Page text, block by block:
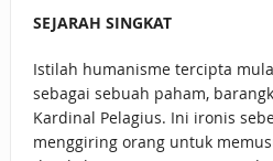
SEJARAH SINGKAT
Istilah humanisme tercipta
sebagai sebuah paham,
Kardinal Pelagius. Ini ironis
menggiring orang untuk